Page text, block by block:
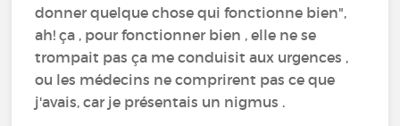
donner quelque chose qui fonctionne bien",
ah! ça , pour fonctionner bien , elle ne se
trompait pas ça me conduisit aux urgences ,
ou les médecins ne comprirent pas ce que
j'avais, car je présentais un nigmus .